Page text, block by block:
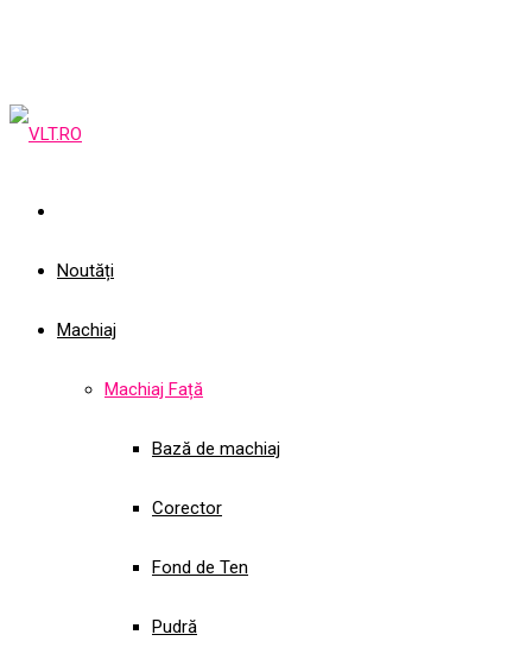
Noutăți
Machiaj
Machiaj Față
Bază de machiaj
Corector
Fond de Ten
Pudră